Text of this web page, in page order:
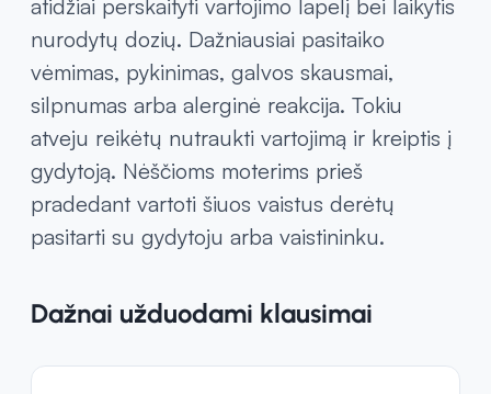
vaikščiojimas ar pilvo preso pratimai.
Nereceptiniai vaistai hemorojui ir venoms
gali sukelti šalutinius poveikius, tad svarbu
atidžiai perskaityti vartojimo lapelį bei laikytis
nurodytų dozių. Dažniausiai pasitaiko
vėmimas, pykinimas, galvos skausmai,
silpnumas arba alerginė reakcija. Tokiu
gydytoją. Nėščioms moterims prieš
pasitarti su gydytoju arba vaistininku.